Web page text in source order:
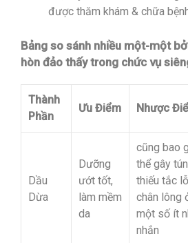
được thăm khám & chữa
Bảng so sánh nhiều một-một
hòn đảo thấy trong chức vụ
Thành
Phần
Ưu Điểm Nhược
Dầu
Dừa
Dưỡng
ướt tốt,
làm mềm
da
cũng bao
thể gây
thiếu tắc lỗ
chân lông
một số ít
nhắn